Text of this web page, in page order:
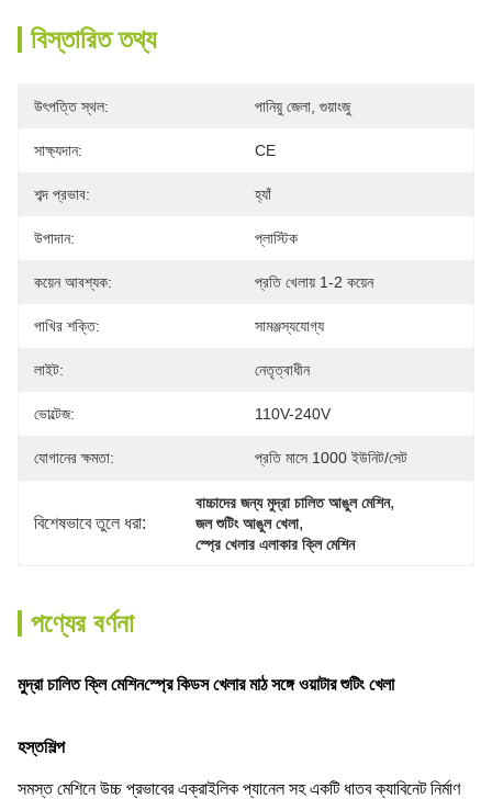
বিস্তারিত তথ্য
উৎপত্তি স্থল: পানিয়ু জেলা, গুয়াংজু
সাক্ষ্যদান: CE
শব্দ প্রভাব: হ্যাঁ
উপাদান: প্লাস্টিক
কয়েন আবশ্যক: প্রতি খেলায় 1-2 কয়েন
পাখির শক্তি: সামঞ্জস্যযোগ্য
লাইট: নেতৃত্বাধীন
ভোল্টেজ: 110V-240V
যোগানের ক্ষমতা: প্রতি মাসে 1000 ইউনিট/সেট
বিশেষভাবে তুলে ধরা:
বাচ্চাদের জন্য মুদ্রা চালিত আঙুল মেশিন,
জল শুটিং আঙুল খেলা,
স্প্রে খেলার এলাকার ক্লি মেশিন
পণ্যের বর্ণনা
মুদ্রা চালিত ক্লি মেশিনস্প্রে কিডস খেলার মাঠ সঙ্গে ওয়াটার শুটিং খেলা
হস্তশিল্প
সমস্ত মেশিনে উচ্চ প্রভাবের এক্রাইলিক প্যানেল সহ একটি ধাতব ক্যাবিনেট নির্মাণ